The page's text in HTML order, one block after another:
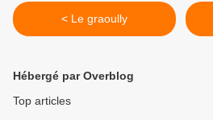
< Le graoully
Hébergé par Overblog
Top articles